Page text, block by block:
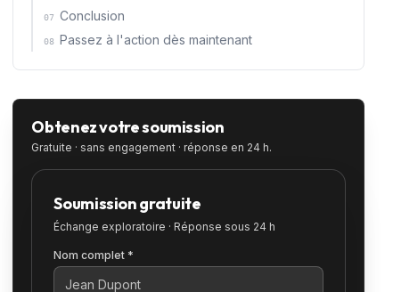
07 Conclusion
08 Passez à l'action dès maintenant
Obtenez votre soumission
Gratuite · sans engagement · réponse en 24 h.
Soumission gratuite
Échange exploratoire · Réponse sous 24 h
Nom complet *